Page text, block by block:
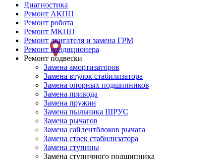
Меню
Ремонт
слева
Диагностика
Ремонт АКПП
Ремонт робота
Ремонт МКПП
Ремонт двигателя и замена ГРМ
Ремонт кондиционера
Ремонт подвески
Замена амортизаторов
Замена втулок стабилизатора
Замена опорных подшипников
Замена привода
Замена пружин
Замена пыльника ШРУС
Замена рычагов
Замена сайлентблоков рычага
Замена стоек стабилизатора
Замена ступицы
Замена ступичного подшипника